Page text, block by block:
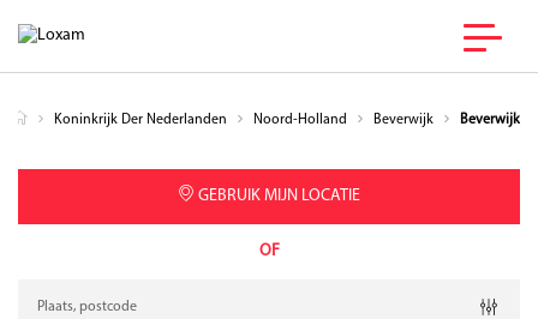
Koninkrijk Der Nederlanden Noord-Holland Beverwijk Beverwijk
GEBRUIK MIJN LOCATIE
OF